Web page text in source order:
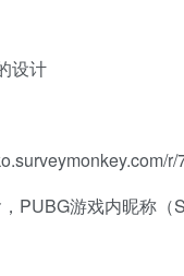
设计
r/
PUBG游戏内昵称（